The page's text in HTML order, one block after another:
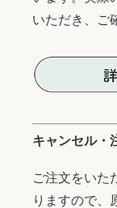
いただき、ご
キャンセル・
ご注文をいた
りますので、